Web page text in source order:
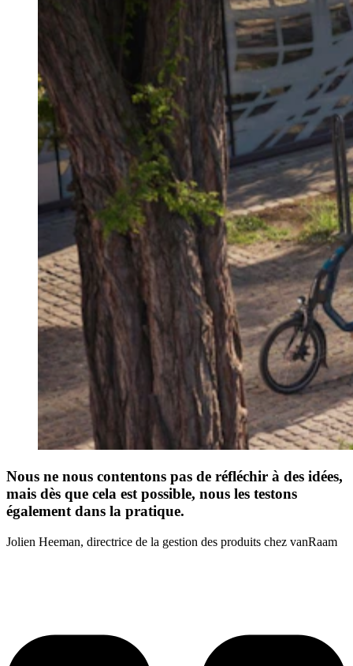
Nous ne nous contentons pas de réfléchir à des idées,
mais dès que cela est possible, nous les testons
également dans la pratique.
Jolien Heeman, directrice de la gestion des produits chez vanRaam